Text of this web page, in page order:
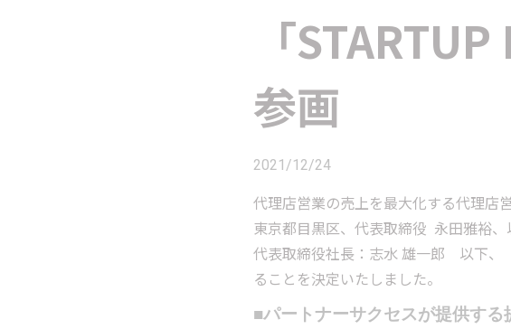
「
参画
2021/12/24
代理店営業の売上を最大化する代理店
東京都目黒区、代表取締役 永田雅裕
代表取締役社長：志水 雄一郎 以下、
ることを決定いたしました。
■パートナーサクセスが提供する